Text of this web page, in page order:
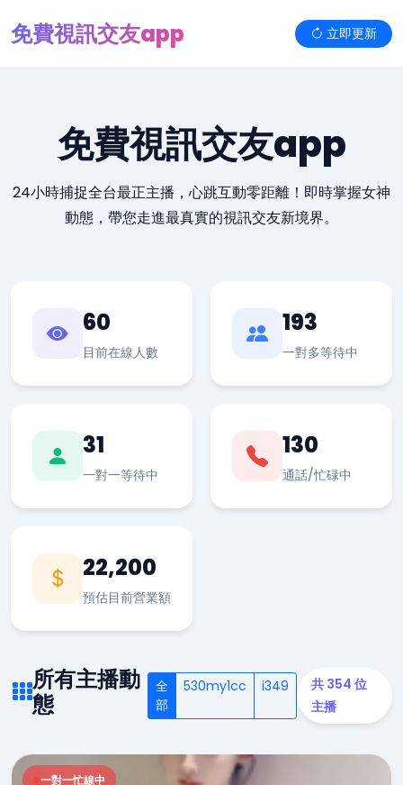
免費視訊交友app 立即更新
免費視訊交友app
24小時捕捉全台最正主播，心跳互動零距離！即時掌握女神
動態，帶您走進最真實的視訊交友新境界。
60
目前在線人數
193
一對多等待中
31
一對一等待中
130
通話/忙碌中
22,200
預估目前營業額
所有主播動
態
全
部
530my1cc i349
共 354 位
主播
一對一忙線中